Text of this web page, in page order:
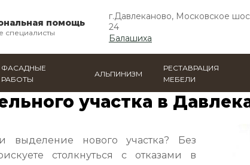
помощь
специалисты
г.Давлеканово, Московское
24
Балашиха
ФАСАДНЫЕ
РАБОТЫ
АЛЬПИНИЗМ
РЕСТАВРАЦИЯ
МЕБЕЛИ
участка в
выделение нового участка? Без
столкнуться с отказами в